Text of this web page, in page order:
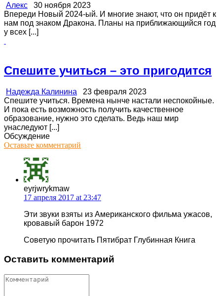
Алекс 30 ноября 2023
Впереди Новый 2024-ый. И многие знают, что он придёт к
нам под знаком Дракона. Планы на приближающийся год
у всех [...]
Спешите учиться – это пригодится
Надежда Калинина 23 февраля 2023
Спешите учиться. Времена нынче настали неспокойные.
И пока есть возможность получить качественное
образование, нужно это сделать. Ведь наш мир
унаследуют [...]
Обсуждение
Оставьте комментарий
eyrjwrykmaw
17 апреля 2017 at 23:47
Эти звуки взяты из Американского фильма ужасов,
кровавый барон 1972
Советую прочитать Пятибрат Глубинная Книга
Оставить комментарий